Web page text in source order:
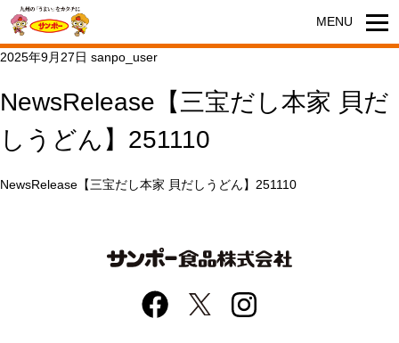
2025年9月27日 sanpo_user
NewsRelease【三宝だし本家 貝だ
しうどん】251110
NewsRelease【三宝だし本家 貝だしうどん】251110